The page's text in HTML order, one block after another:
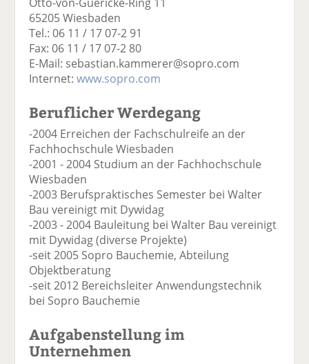
65205 Wiesbaden
Tel.: 06 11 / 17 07-2 91
Fax: 06 11 / 17 07-2 80
E-Mail: sebastian.kammerer@sopro.com
Internet:www.sopro.com
Beruflicher Werdegang
-2004 Erreichen der Fachschulreife an der
Fachhochschule Wiesbaden
-2001 - 2004 Studium an der Fachhochschule
Wiesbaden
-2003 Berufspraktisches Semester bei Walter
Bau vereinigt mit Dywidag
-2003 - 2004 Bauleitung bei Walter Bau vereinigt
mit Dywidag (diverse Projekte)
-seit 2005 Sopro Bauchemie, Abteilung
Objektberatung
-seit 2012 Bereichsleiter Anwendungstechnik
bei Sopro Bauchemie
Aufgabenstellung im
Unternehmen